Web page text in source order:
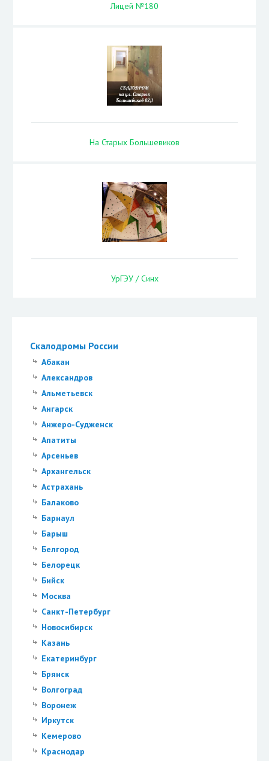
Скалодромы России
Абакан
Александров
Альметьевск
Ангарск
Анжеро-Судженск
Апатиты
Арсеньев
Архангельск
Астрахань
Балаково
Барнаул
Барыш
Белгород
Белорецк
Бийск
Москва
Санкт-Петербург
Новосибирск
Казань
Екатеринбург
Брянск
Волгоград
Воронеж
Иркутск
Кемерово
Краснодар
Лицей №180
На Старых Большевиков
УрГЭУ / Синх